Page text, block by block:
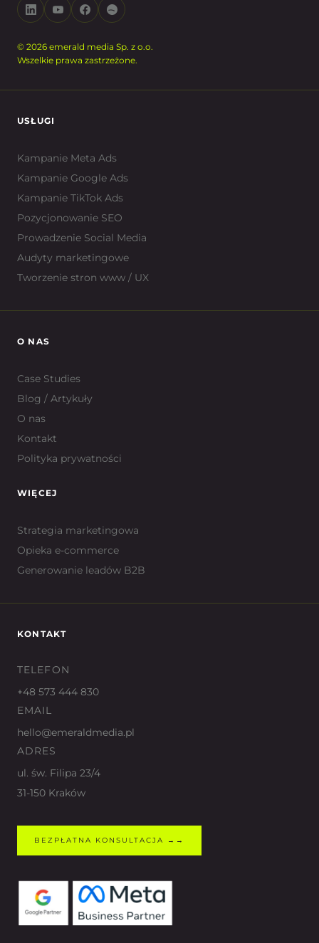
© 2026 emerald media Sp. z o.o.
Wszelkie prawa zastrzeżone.
USŁUGI
Kampanie Meta Ads
Kampanie Google Ads
Kampanie TikTok Ads
Pozycjonowanie SEO
Prowadzenie Social Media
Audyty marketingowe
Tworzenie stron www / UX
O NAS
Case Studies
Blog / Artykuły
O nas
Kontakt
Polityka prywatności
WIĘCEJ
Strategia marketingowa
Opieka e-commerce
Generowanie leadów B2B
KONTAKT
TELEFON
+48 573 444 830
EMAIL
hello@emeraldmedia.pl
ADRES
ul. św. Filipa 23/4
31-150 Kraków
BEZPŁATNA KONSULTACJA →